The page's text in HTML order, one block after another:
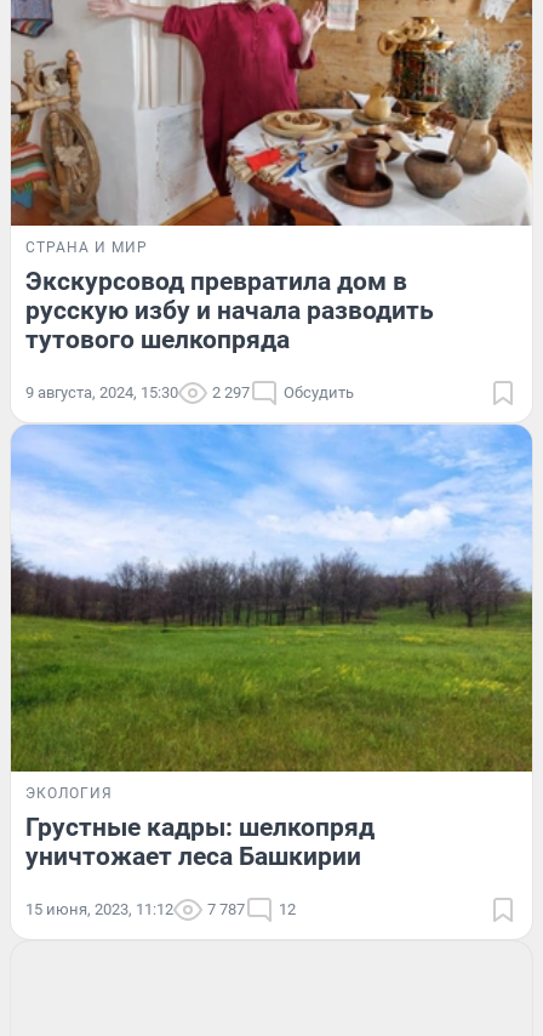
СТРАНА И МИР
Экскурсовод превратила дом в
русскую избу и начала разводить
тутового шелкопряда
9 августа, 2024, 15:30 2 297 Обсудить
ЭКОЛОГИЯ
Грустные кадры: шелкопряд
уничтожает леса Башкирии
15 июня, 2023, 11:12 7 787 12